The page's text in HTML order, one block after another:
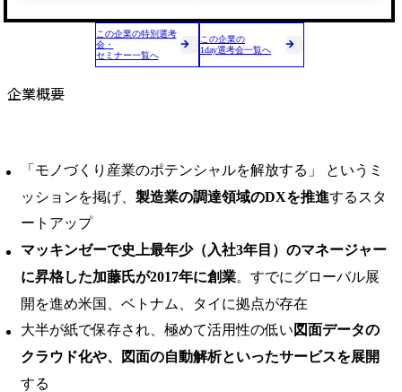
この企業の特別選考
会・
セミナー一覧へ
この企業の
1day選考会一覧へ
企業概要
「モノづくり産業のポテンシャルを解放する」 というミ
ッションを掲げ、 製造業の調達領域のDXを推進するスタ
ートアップ
マッキンゼーで史上最年少（入社3年目）のマネージャー
に昇格した加藤氏が2017年に創業。すでにグローバル展
開を進め米国、ベトナム、タイに拠点が存在
大半が紙で保存され、極めて活用性の低い 図面データの
クラウド化や、図面の自動解析といったサービスを展開
する